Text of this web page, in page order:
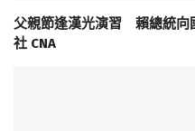
父親節逢漢光演習 賴總統向
社 CNA